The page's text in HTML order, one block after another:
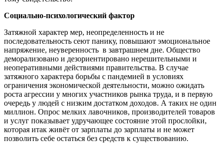
Социально-психологический фактор
Затяжной характер мер, неопределенность и не
последовательность сеют панику, повышают эмоциональное
напряжение, неуверенность в завтрашнем дне. Общество
деморализовано и дезориентировано нерешительными и
неоперативными действиями правительства. В случае
затяжного характера борьбы с пандемией в условиях
ограничения экономической деятельности, можно ожидать
роста агрессии у многих участников рынка труда, и в первую
очередь у людей с низким достатком доходов. А таких не один
миллион. Опрос мелких лавочников, производителей товаров
и услуг показывает удручающее состояние этой прослойки,
которая итак живёт от зарплаты до зарплаты и не может
позволить себе остаться без средств к существованию.